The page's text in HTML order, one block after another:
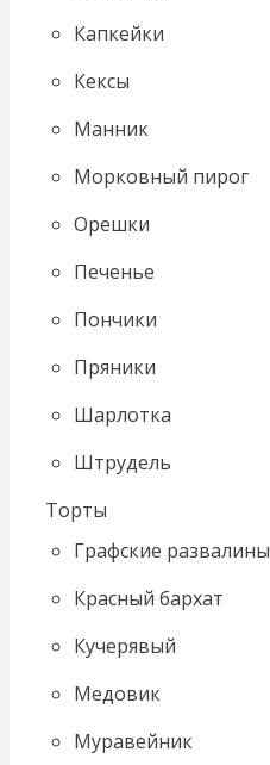
Капкейки
Кексы
Манник
Морковный пирог
Орешки
Печенье
Пончики
Пряники
Шарлотка
Штрудель
Торты
Графские развалины
Красный бархат
Кучерявый
Медовик
Муравейник